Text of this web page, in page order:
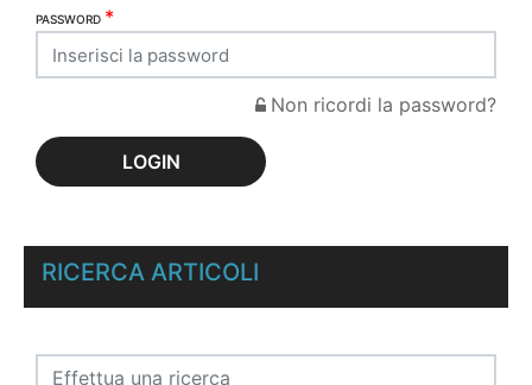
PASSWORD *
Non ricordi la password?
RICERCA ARTICOLI